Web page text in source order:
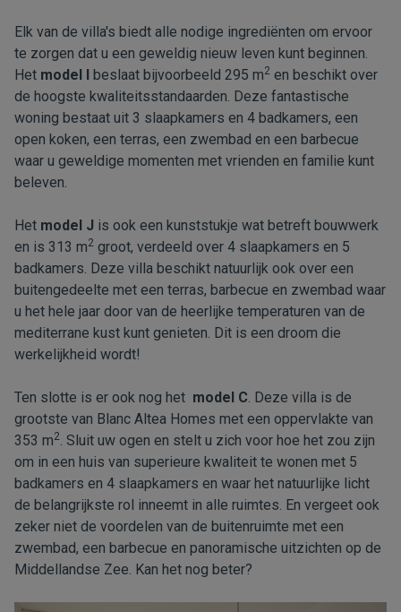
Elk van de villa's biedt alle nodige ingrediënten om ervoor
te zorgen dat u een geweldig nieuw leven kunt beginnen.
Het model I beslaat bijvoorbeeld 295 m2 en beschikt over
de hoogste kwaliteitsstandaarden. Deze fantastische
woning bestaat uit 3 slaapkamers en 4 badkamers, een
open koken, een terras, een zwembad en een barbecue
waar u geweldige momenten met vrienden en familie kunt
beleven.
Het model J is ook een kunststukje wat betreft bouwwerk
en is 313 m2 groot, verdeeld over 4 slaapkamers en 5
badkamers. Deze villa beschikt natuurlijk ook over een
buitengedeelte met een terras, barbecue en zwembad waar
u het hele jaar door van de heerlijke temperaturen van de
mediterrane kust kunt genieten. Dit is een droom die
werkelijkheid wordt!
Ten slotte is er ook nog het model C. Deze villa is de
grootste van Blanc Altea Homes met een oppervlakte van
353 m2. Sluit uw ogen en stelt u zich voor hoe het zou zijn
om in een huis van superieure kwaliteit te wonen met 5
badkamers en 4 slaapkamers en waar het natuurlijke licht
de belangrijkste rol inneemt in alle ruimtes. En vergeet ook
zeker niet de voordelen van de buitenruimte met een
zwembad, een barbecue en panoramische uitzichten op de
Middellandse Zee. Kan het nog beter?